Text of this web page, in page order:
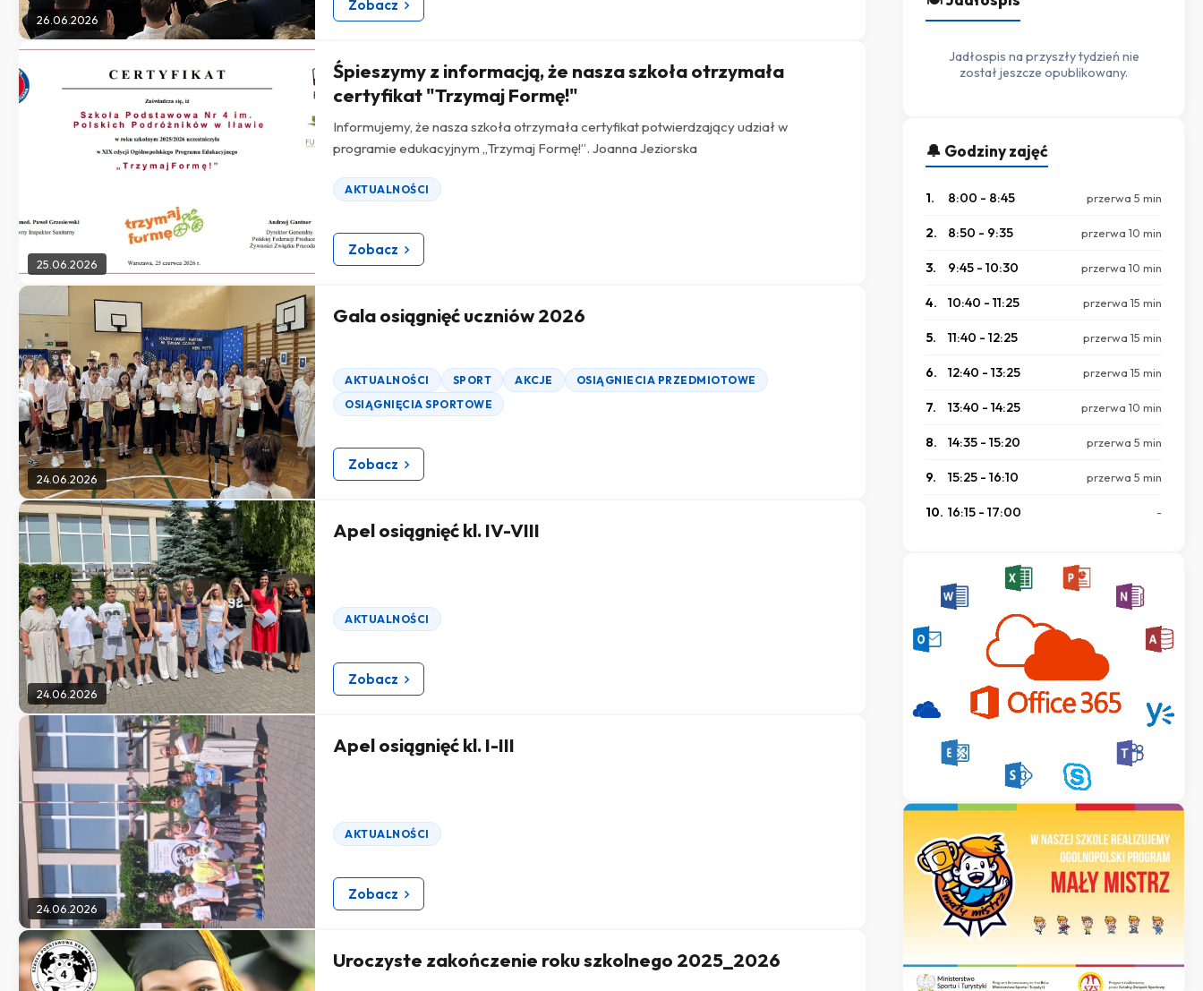
26.06.2026
Zobacz
25.06.2026
Śpieszymy z informacją, że nasza szkoła otrzymała
certyfikat "Trzymaj Formę!"
Informujemy, że nasza szkoła otrzymała certyfikat potwierdzający udział w
programie edukacyjnym „Trzymaj Formę!”. Joanna Jeziorska
AKTUALNOŚCI
Zobacz
24.06.2026
Gala osiągnięć uczniów 2026
AKTUALNOŚCI SPORT AKCJE
OSIĄGNIECIA PRZEDMIOTOWE
OSIĄGNIĘCIA SPORTOWE
Zobacz
24.06.2026
Apel osiągnięć kl. IV-VIII
AKTUALNOŚCI
Zobacz
24.06.2026
Apel osiągnięć kl. I-III
AKTUALNOŚCI
Zobacz
Uroczyste zakończenie roku szkolnego 2025_2026
Jadłospis na przyszły tydzień nie
został jeszcze opublikowany.
🔔 Godziny zajęć
1. 8:00 - 8:45 przerwa 5 min
2. 8:50 - 9:35 przerwa 10 min
3. 9:45 - 10:30 przerwa 10 min
4. 10:40 - 11:25 przerwa 15 min
5. 11:40 - 12:25 przerwa 15 min
6. 12:40 - 13:25 przerwa 15 min
7. 13:40 - 14:25 przerwa 10 min
8. 14:35 - 15:20 przerwa 5 min
9. 15:25 - 16:10 przerwa 5 min
10. 16:15 - 17:00 -